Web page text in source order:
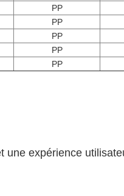
PP
PP
PP
PP
PP
une expérience